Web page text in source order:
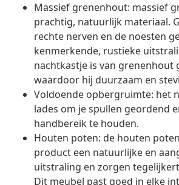
Massief grenenhout: massief
prachtig, natuurlijk materiaal.
rechte nerven en de noesten
kenmerkende, rustieke
nachtkastje is van grenenhout
waardoor hij duurzaam en
Voldoende opbergruimte: het
lades om je spullen geordend
handbereik te houden.
Houten poten: de houten
product een natuurlijke en
uitstraling en zorgen
Dit meubel past goed in elke